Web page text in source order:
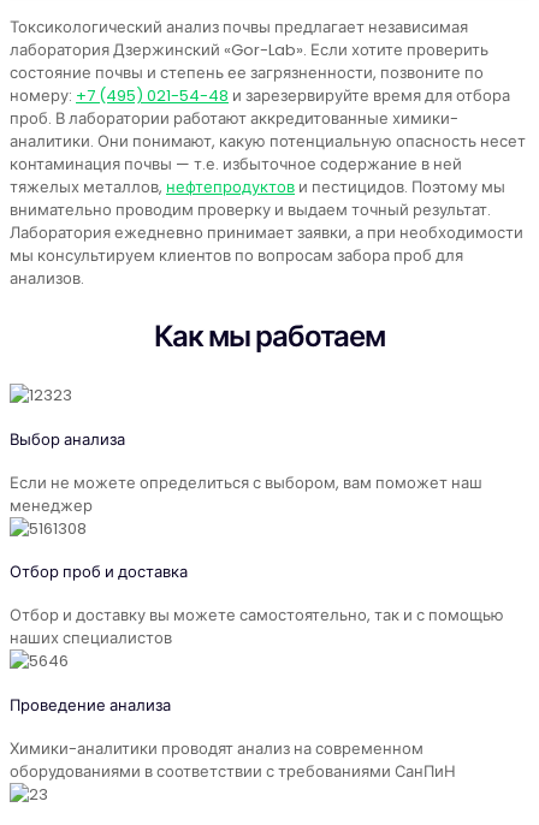
Токсикологический анализ почвы предлагает независимая
лаборатория Дзержинский «Gor-Lab». Если хотите проверить
состояние почвы и степень ее загрязненности, позвоните по
номеру: +7 (495) 021-54-48 и зарезервируйте время для отбора
проб. В лаборатории работают аккредитованные химики-
аналитики. Они понимают, какую потенциальную опасность несет
контаминация почвы — т.е. избыточное содержание в ней
тяжелых металлов, нефтепродуктов и пестицидов. Поэтому мы
внимательно проводим проверку и выдаем точный результат.
Лаборатория ежедневно принимает заявки, а при необходимости
мы консультируем клиентов по вопросам забора проб для
анализов.
Как мы работаем
Выбор анализа
Если не можете определиться с выбором, вам поможет наш
менеджер
Отбор проб и доставка
Отбор и доставку вы можете самостоятельно, так и с помощью
наших специалистов
Проведение анализа
Химики-аналитики проводят анализ на современном
оборудованиями в соответствии с требованиями СанПиН